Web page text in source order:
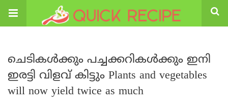
ചെടികൾക്കും പച്ചക്കറികൾക്കും ഇനി
ഇരട്ടി വിളവ് കിട്ടും Plants and vegetables
will now yield twice as much